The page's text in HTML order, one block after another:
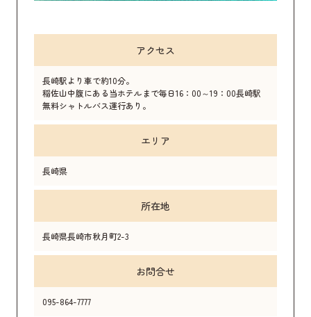
アクセス
長崎駅より車で約10分。
稲佐山中腹にある当ホテルまで毎日16：00～19：00長崎駅
無料シャトルバス運行あり。
エリア
長崎県
所在地
長崎県長崎市秋月町2-3
お問合せ
095-864-7777